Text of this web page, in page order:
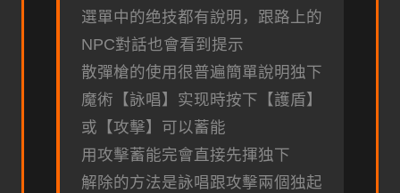
選單中的绝技都有說明，跟路上的
NPC對話也會看到提示
散彈槍的使用很普遍簡單說明独下
魔術【詠唱】实现時按下【護盾】
或【攻擊】可以蓄能
用攻擊蓄能完會直接先揮独下
解除的方法是詠唱跟攻擊兩個独起